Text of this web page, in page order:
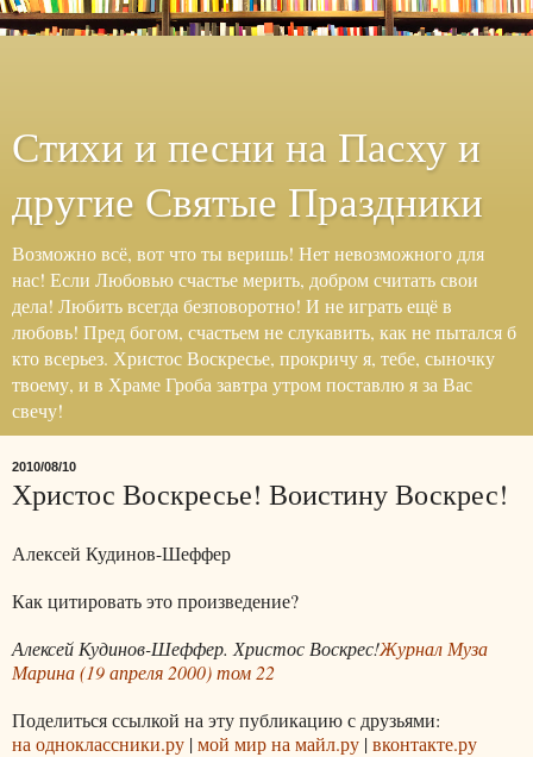
Стихи и песни на Пасху и
другие Святые Праздники
Возможно всё, вот что ты веришь! Нет невозможного для
нас! Если Любовью счастье мерить, добром считать свои
дела! Любить всегда безповоротно! И не играть ещё в
любовь! Пред богом, счастьем не слукавить, как не пытался б
кто всерьез. Христос Воскресье, прокричу я, тебе, сыночку
твоему, и в Храме Гроба завтра утром поставлю я за Вас
свечу!
2010/08/10
Христос Воскресье! Воистину Воскрес!
Алексей Кудинов-Шеффер
Как цитировать это произведение?
Алексей Кудинов-Шеффер. Христос Воскрес!Журнал Муза
Марина (19 апреля 2000) том 22
Поделиться ссылкой на эту публикацию с друзьями:
на одноклассники.ру | мой мир на майл.ру | вконтакте.ру